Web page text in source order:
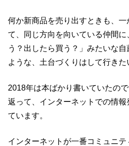
何か新商品を売り出すときも、一
て、同じ方向を向いている仲間
う？出したら買う？」みたいな
ような、土台づくりはして行きた
2018年は本ばかり書いていたので
返って、インターネットでの情
ています。
インターネットが一番コミュニ